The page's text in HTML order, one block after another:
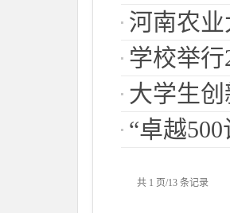
河南农
学校举
大学生
“卓越
共 1 页/13 条记录